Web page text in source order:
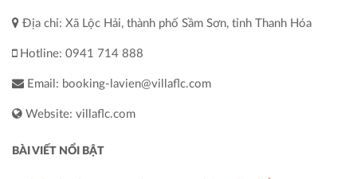
Địa chỉ: Xã Lộc Hải, thành phố Sầm Sơn, tỉnh Thanh Hóa
Hotline: 0941 714 888
Email: booking-lavien@villaflc.com
Website: villaflc.com
BÀI VIẾT NỔI BẬT